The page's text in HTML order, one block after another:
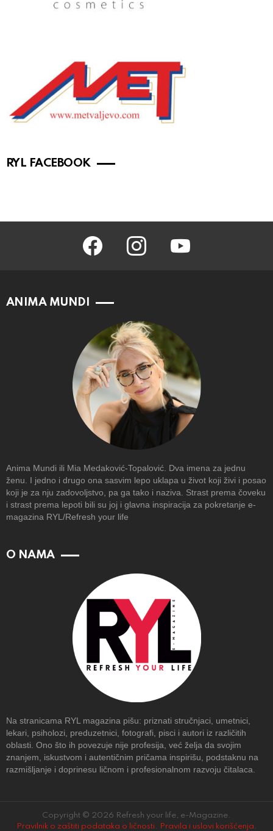
RYL FACEBOOK
facebook instagram
ANIMA MUNDI
Anima Mundi ili Mia Medaković-Topalović. Dva imena za jednu
ženu. I jedno i drugo ona sasvim lepo uklapa u život koji živi i posao
koji je za nju zadovoljstvo, pa ga tako i naziva. Strast prema čoveku
i strast prema lepoti bili su joj i glavna inspiracija za pokretanje e-
magazina RYL/Refresh your life
O NAMA
Na stranicama RYL magazina pišu: priznati stručnjaci, umetnici,
lekari, psiholozi, preduzetnici, fotografi, pisci i autori iz različitih
oblasti. Ono što ih povezuje nije profesija, već želja da svojim
znanjem, iskustvom i autentičnim pričama inspirišu, podstaknu na
razmišljanje i doprinesu ličnom i profesionalnom razvoju čitalaca.
Copyright © 2026 Refresh your life, e-Magazine.
Pravilnik o zaštiti podataka o ličnosti
Pravila i uslovi korišćenja